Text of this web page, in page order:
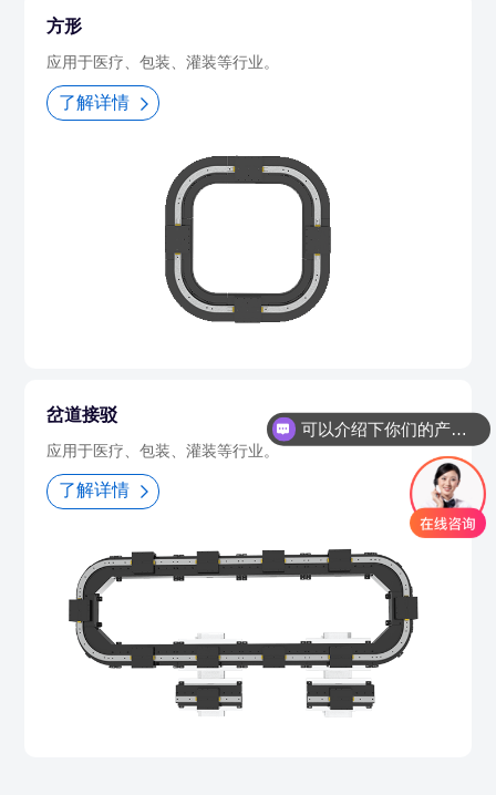
方形
应用于医疗、包装、灌装等行业。
了解详情
岔道接驳
应用于医疗、包装、灌装等行业。
了解详情
可以介绍下你们的产品么